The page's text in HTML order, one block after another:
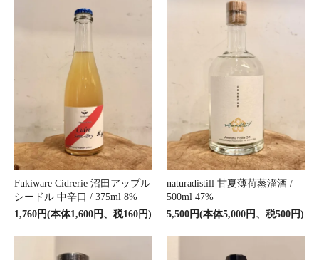
Fukiware Cidrerie 沼田アップル
シードル 中辛口 / 375ml 8%
1,760円(本体1,600円、税160円)
naturadistill 甘夏薄荷蒸溜酒 /
500ml 47%
5,500円(本体5,000円、税500円)